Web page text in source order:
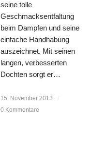
seine tolle
Geschmacksentfaltung
beim Dampfen und seine
einfache Handhabung
auszeichnet. Mit seinen
langen, verbesserten
Dochten sorgt er…
15. November 2013
/
0 Kommentare